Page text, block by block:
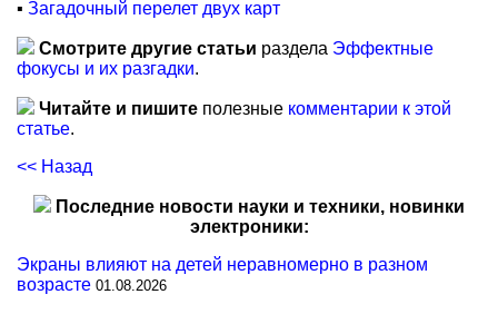
▪ Загадочный перелет двух карт
Смотрите другие статьи раздела Эффектные
фокусы и их разгадки.
Читайте и пишите полезные комментарии к этой
статье.
<< Назад
Последние новости науки и техники, новинки
электроники:
Экраны влияют на детей неравномерно в разном
возрасте 01.08.2026